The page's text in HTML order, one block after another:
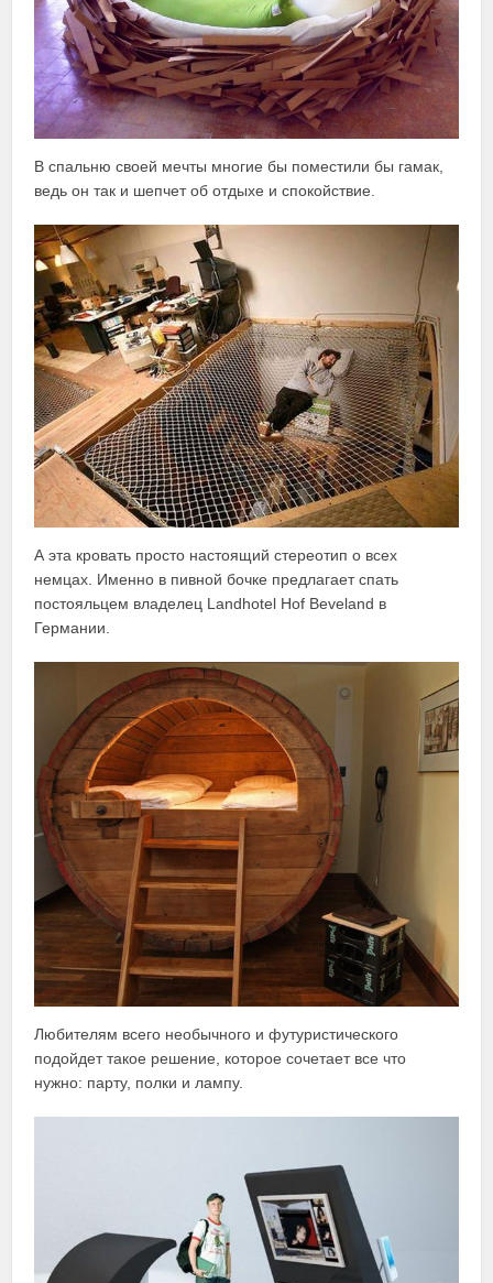
В спальню своей мечты многие бы поместили бы гамак,
ведь он так и шепчет об отдыхе и спокойствие.
А эта кровать просто настоящий стереотип о всех
немцах. Именно в пивной бочке предлагает спать
постояльцем владелец Landhotel Hof Beveland в
Германии.
Любителям всего необычного и футуристического
подойдет такое решение, которое сочетает все что
нужно: парту, полки и лампу.